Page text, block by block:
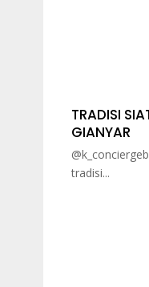
TRADISI
GIANYAR
tradisi...